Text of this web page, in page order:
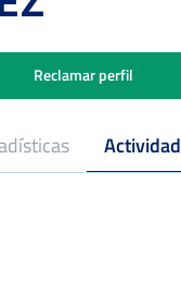
Actividad
Reclamar perfil